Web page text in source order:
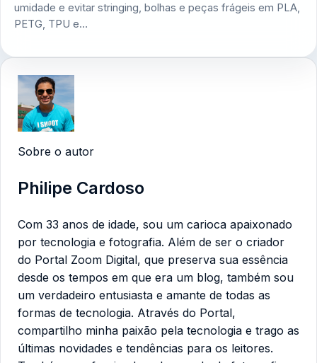
umidade e evitar stringing, bolhas e peças frágeis em PLA,
PETG, TPU e…
Sobre o autor
Philipe Cardoso
Com 33 anos de idade, sou um carioca apaixonado
por tecnologia e fotografia. Além de ser o criador
do Portal Zoom Digital, que preserva sua essência
desde os tempos em que era um blog, também sou
um verdadeiro entusiasta e amante de todas as
formas de tecnologia. Através do Portal,
compartilho minha paixão pela tecnologia e trago as
últimas novidades e tendências para os leitores.